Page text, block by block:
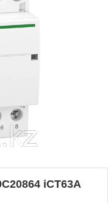
iCT63A